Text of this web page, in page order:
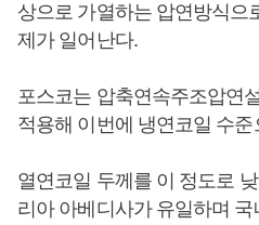
상으로 가열하는 압연방식으
제가 일어난다.
포스코는 압축연속주조압연
적용해 이번에 냉연코일 수
열연코일 두께를 이 정도로
리아 아베디사가 유일하며